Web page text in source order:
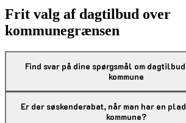
Frit valg af dagtilbud over
kommunegrænsen
Find svar på dine spørgsmål om
kommune
Er der søskenderabat, når man har en
kommune?